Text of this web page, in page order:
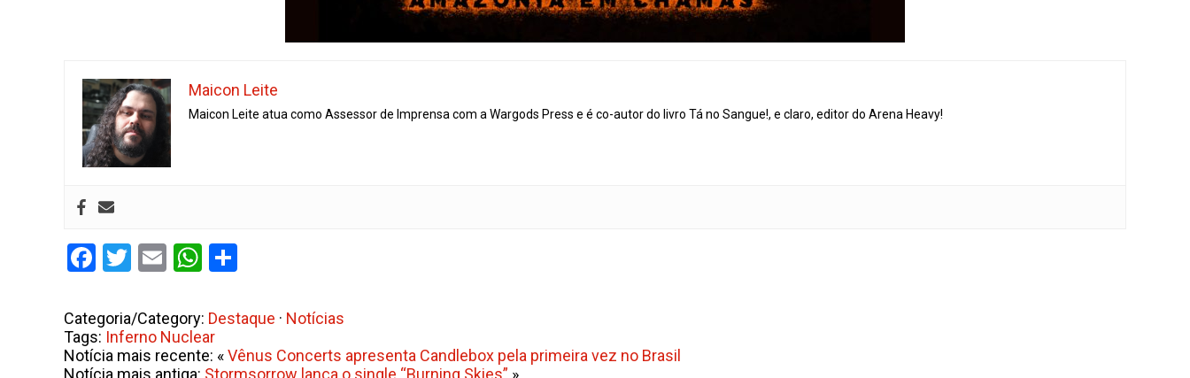
Maicon Leite
Maicon Leite atua como Assessor de Imprensa com a Wargods Press e é co-autor do livro Tá no Sangue!, e claro, editor do Arena Heavy!
Facebook
Twitter
EmailWhatsApp
Categoria/Category: Destaque · Notícias
Tags: Inferno Nuclear
Notícia mais recente: «Vênus Concerts apresenta Candlebox pela primeira vez no Brasil
Notícia mais antiga: Stormsorrow lança o single “Burning Skies” »